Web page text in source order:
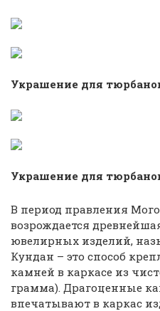
Украшение для
Украшение для
В период правления
возрождается
ювелирных изделий,
Кундан – это способ
камней в каркасе из
грамма). Драгоценные
впечатывают в каркас